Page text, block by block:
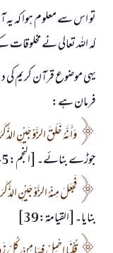
تو اس سے معلوم ہوا کہ
کہ اللہ تعالی نے مخلوقات
یہی موضوع قرآن کریم کی
فرمان ہے:
وَأَنَّهُ خَلَقَ الزَّوْجَيْنِ
جوڑے بنائے۔ [النجم:45]
فَجَعَلَ مِنْهُ الزَّوْجَيْنِ
بنایا۔[القيامة:39]